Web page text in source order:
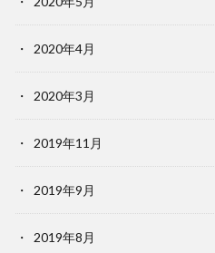
2020年4月
2020年3月
2019年11月
2019年9月
2019年8月